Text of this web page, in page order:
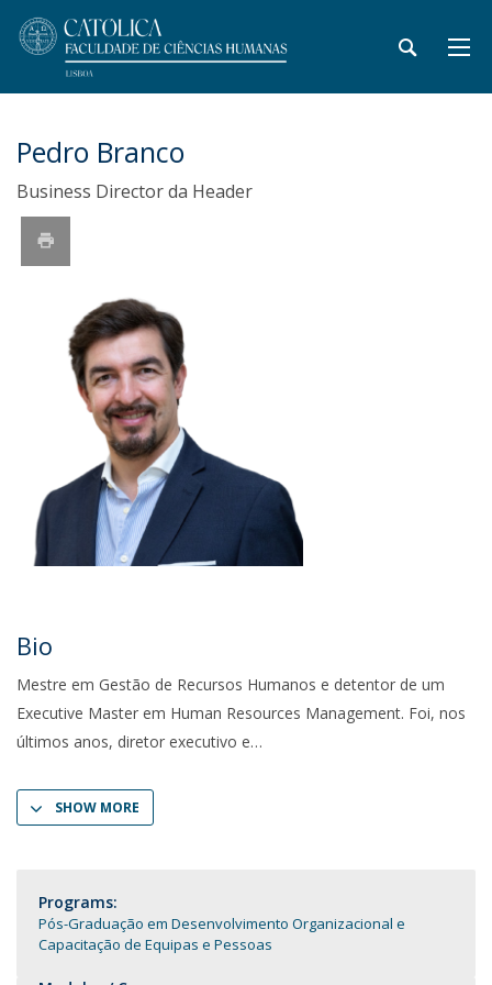
Pedro Branco
Business Director da Header
Bio
Mestre em Gestão de Recursos Humanos e detentor de um
Executive Master em Human Resources Management. Foi, nos
últimos anos, diretor executivo e
SHOW MORE
Programs:
Pós-Graduação em Desenvolvimento Organizacional e
Capacitação de Equipas e Pessoas